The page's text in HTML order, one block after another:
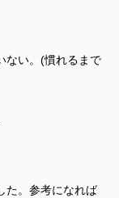
ない。(慣れるまで
た。参考になれば